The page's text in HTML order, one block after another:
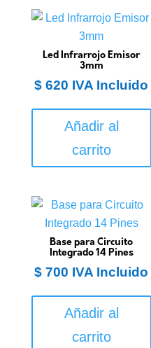
Led Infrarrojo Emisor
3mm
$ 620 IVA Incluido
Añadir al
carrito
Base para Circuito
Integrado 14 Pines
$ 700 IVA Incluido
Añadir al
carrito